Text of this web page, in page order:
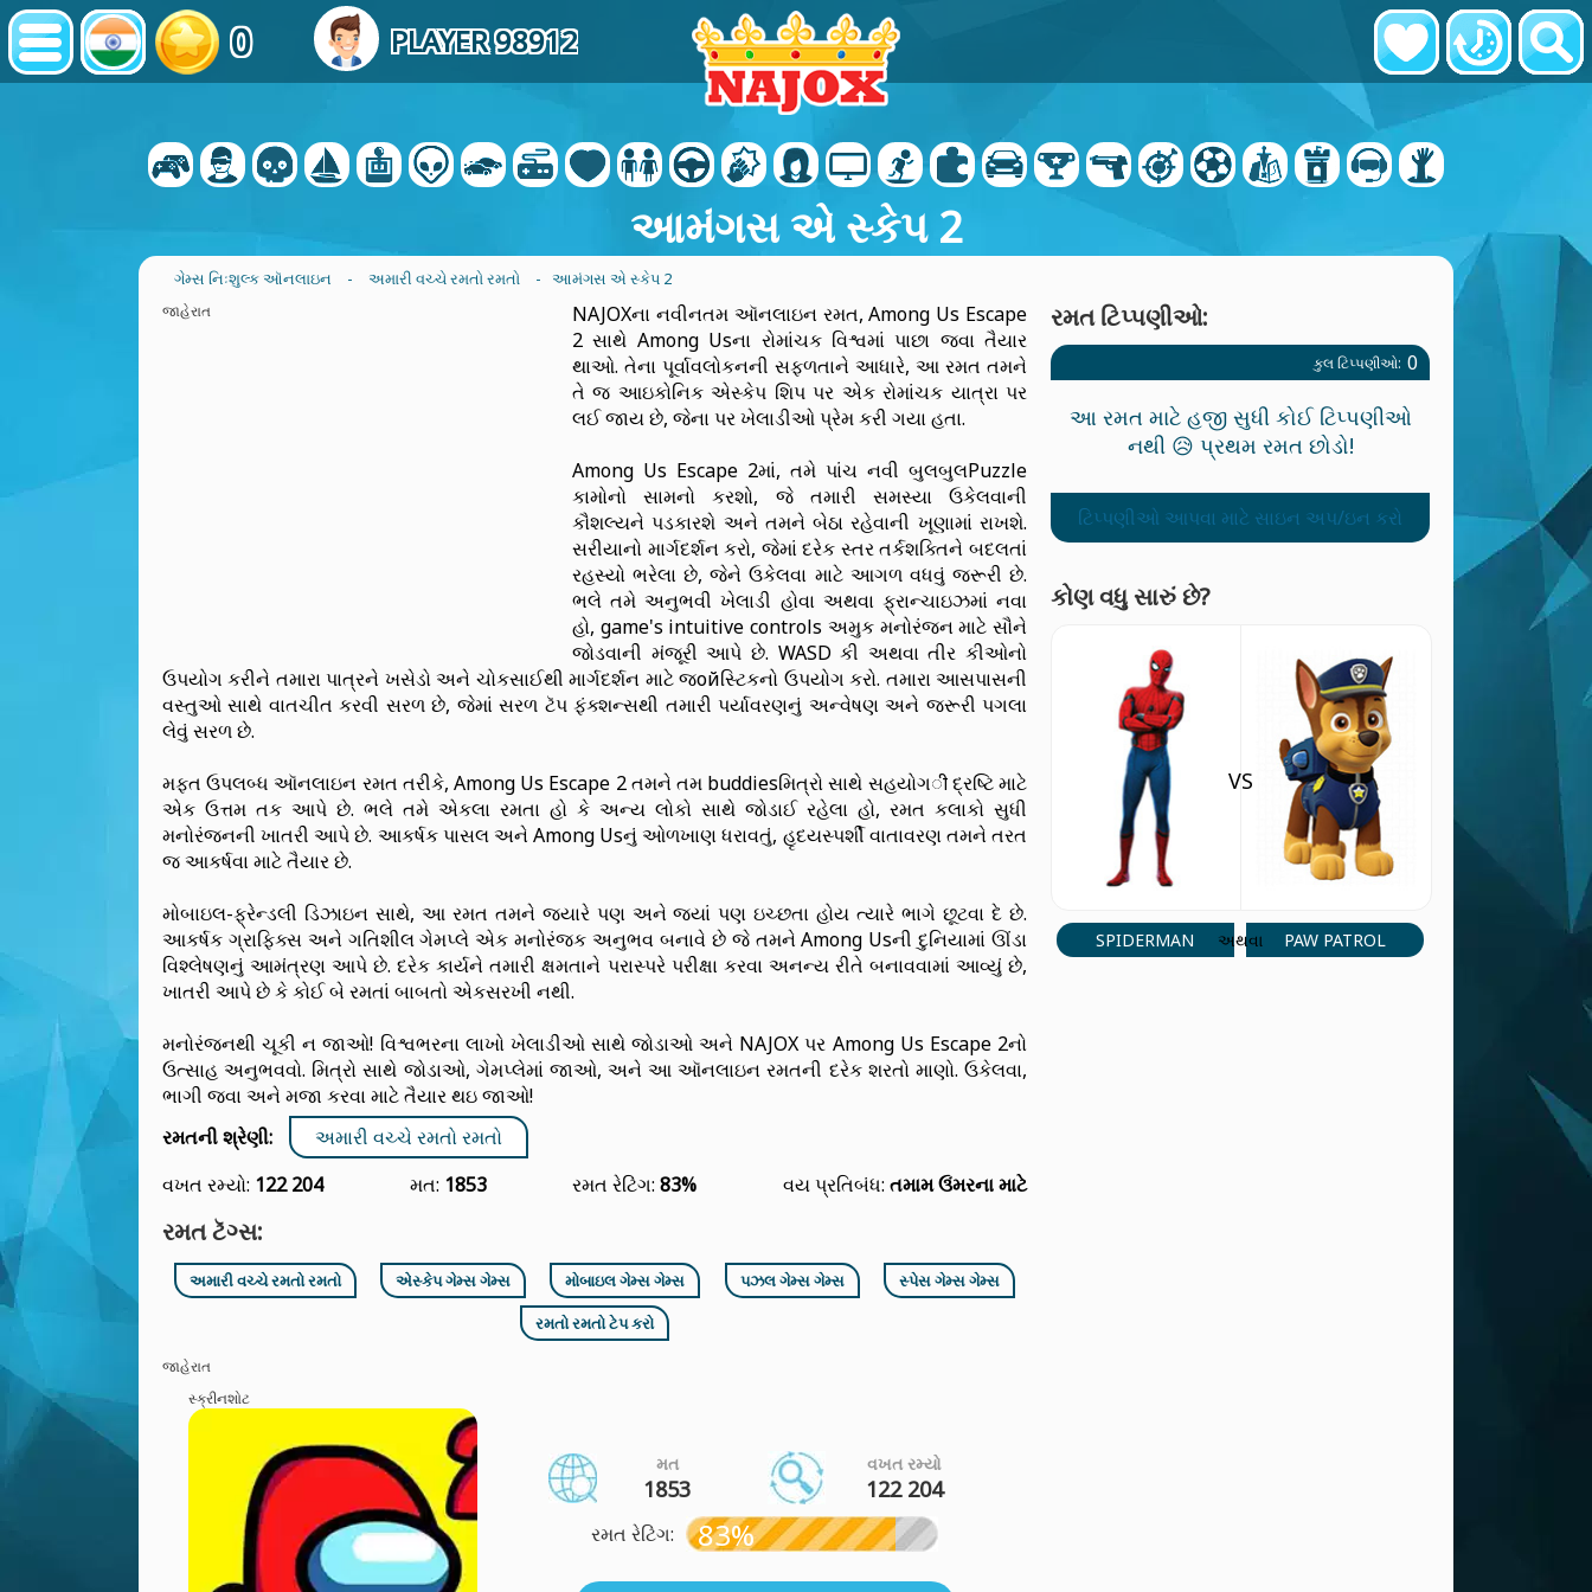
0 PLAYER 98912
આમંગસ એ સ્કેપ 2
ગેમ્સ નિઃશુલ્ક ઑનલાઇન - અમારી વચ્ચે રમતો રમતો - આમંગસ એ સ્કેપ 2
જાહેરાત
NAJOXના નવીનતમ ઑનલાઇન રમત, Among Us Escape
2 સાથે Among Usના રોમાંચક વિશ્વમાં પાછા જવા તૈયાર
થાઓ. તેના પૂર્વાવલોકનની સફળતાને આધારે, આ રમત તમને
તે જ આઇકોનિક એસ્કેપ શિપ પર એક રોમાંચક યાત્રા પર
લઈ જાય છે, જેના પર ખેલાડીઓ પ્રેમ કરી ગયા હતા.
Among Us Escape 2માં, તમે પાંચ નવી બુલબુલPuzzle
કામોનો સામનો કરશો, જે તમારી સમસ્યા ઉકેલવાની
કૌશલ્યને પડકારશે અને તમને બેઠા રહેવાની ખૂણામાં રાખશે.
સરીયાનો માર્ગદર્શન કરો, જેમાં દરેક સ્તર તર્કશક્તિને બદલતાં
રહસ્યો ભરેલા છે, જેને ઉકેલવા માટે આગળ વધવું જરૂરી છે.
ભલે તમે અનુભવી ખેલાડી હોવા અથવા ફ્રાન્ચાઇઝમાં નવા
હો, game's intuitive controls અમુક મનોરંજન માટે સૌને
જોડવાની મંજૂરી આપે છે. WASD કી અથવા તીર કીઓનો
ઉપયોગ કરીને તમારા પાત્રને ખસેડો અને ચોકસાઈથી માર્ગદર્શન માટે જойસ્ટિકનો ઉપયોગ કરો. તમારા આસપાસની
વસ્તુઓ સાથે વાતચીત કરવી સરળ છે, જેમાં સરળ ટૅપ ફંક્શન્સથી તમારી પર્યાવરણનું અન્વેષણ અને જરૂરી પગલા
લેવું સરળ છે.
મફત ઉપલબ્ધ ઑનલાઇન રમત તરીકે, Among Us Escape 2 તમને તમ buddiesમિત્રો સાથે સહયોગी દ્રષ્ટિ માટે
એક ઉત્તમ તક આપે છે. ભલે તમે એકલા રમતા હો કે અન્ય લોકો સાથે જોડાઈ રહેલા હો, રમત કલાકો સુધી
મનોરંજનની ખાતરી આપે છે. આકર્ષક પાસલ અને Among Usનું ઓળખાણ ધરાવતું, હૃદયસ્પર્શી વાતાવરણ તમને તરત
જ આકર્ષવા માટે તૈયાર છે.
મોબાઇલ-ફ્રેન્ડલી ડિઝાઇન સાથે, આ રમત તમને જ્યારે પણ અને જ્યાં પણ ઇચ્છતા હોય ત્યારે ભાગે છૂટવા દે છે.
આકર્ષક ગ્રાફિક્સ અને ગતિશીલ ગેમપ્લે એક મનોરંજક અનુભવ બનાવે છે જે તમને Among Usની દુનિયામાં ઊંડા
વિશ્લેષણનું આમંત્રણ આપે છે. દરેક કાર્યને તમારી ક્ષમતાને પરાસ્પરે પરીક્ષા કરવા અનન્ય રીતે બનાવવામાં આવ્યું છે,
ખાતરી આપે છે કે કોઈ બે રમતાં બાબતો એકસરખી નથી.
મનોરંજનથી ચૂકી ન જાઓ! વિશ્વભરના લાખો ખેલાડીઓ સાથે જોડાઓ અને NAJOX પર Among Us Escape 2નો
ઉત્સાહ અનુભવવો. મિત્રો સાથે જોડાઓ, ગેમપ્લેમાં જાઓ, અને આ ઑનલાઇન રમતની દરેક શરતો માણો. ઉકેલવા,
ભાગી જવા અને મજા કરવા માટે તૈયાર થઇ જાઓ!
રમતની શ્રેણી:
અમારી વચ્ચે રમતો રમતો
વખત રમ્યો: 122 204 મત: 1853 રમત રેટિંગ:83% વય પ્રતિબંધ: તમામ ઉંમરના માટે
રમત ટૅગ્સ:
અમારી વચ્ચે રમતો રમતો એસ્કેપ ગેમ્સ ગેમ્સ મોબાઇલ ગેમ્સ ગેમ્સ પઝલ ગેમ્સ ગેમ્સ
સ્પેસ ગેમ્સ ગેમ્સ
રમતો રમતો ટેપ કરો
જાહેરાત
સ્ક્રીનશોટ
મત
1853
વખત રમ્યો
122 204
રમત રેટિંગ: 83%
રમત ટિપ્પણીઓ:
કુલ ટિપ્પણીઓ: 0
આ રમત માટે હજી સુધી કોઈ ટિપ્પણીઓ
નથી 😥 પ્રથમ રમત છોડો!
ટિપ્પણીઓ આપવા માટે સાઇન અપ/ઇન કરો
કોણ વધુ સારું છે?
SPIDERMAN
VS
અથવા PAW PATROL